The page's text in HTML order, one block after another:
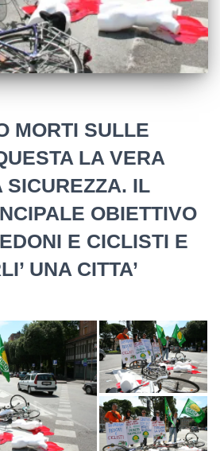
MORTI SULLE
LA VERA
SICUREZZA. IL
OBIETTIVO
E CICLISTI E
UNA CITTA’